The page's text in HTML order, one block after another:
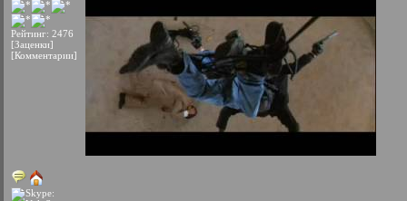
Рейтинг: 2476
[Заценки]
[Комментарии]